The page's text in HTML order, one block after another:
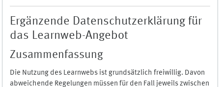
Ergänzende Datenschutzerklärung für
das Learnweb-Angebot
Zusammenfassung
Die Nutzung des Learnwebs ist grundsätzlich freiwillig. Davon
abweichende Regelungen müssen für den Fall jeweils zwischen